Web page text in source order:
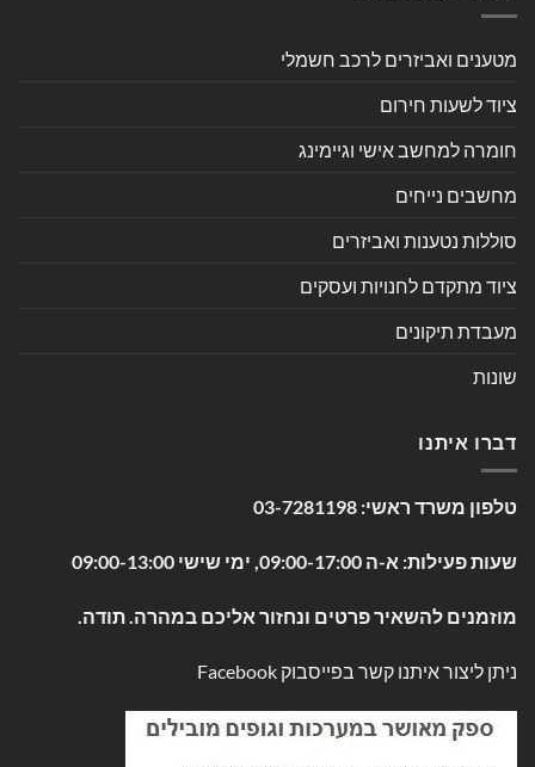
מטענים ואביזרים לרכב חשמלי
ציוד לשעות חירום
חומרה למחשב אישי וגיימינג
מחשבים נייחים
סוללות נטענות ואביזרים
ציוד מתקדם לחנויות ועסקים
מעבדת תיקונים
שונות
דברו איתנו
טלפון משרד ראשי: 03-7281198
שעות פעילות: א-ה 09:00-17:00, ימי שישי 09:00-13:00
מוזמנים להשאיר פרטים ונחזור אליכם במהרה. תודה.
ניתן ליצור איתנו קשר בפייסבוק Facebook